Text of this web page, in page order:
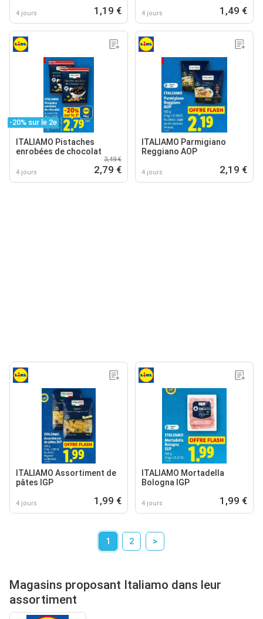
4 jours 1,19 € 4 jours 1,49 €
-20% sur le 2e
ITALIAMO Pistaches
enrobées de chocolat
4 jours
3,49 €
2,79 €
ITALIAMO Parmigiano
Reggiano AOP
4 jours 2,19 €
ITALIAMO Assortiment de
pâtes IGP
4 jours 1,99 €
ITALIAMO Mortadella
Bologna IGP
4 jours 1,99 €
1 2 >
Magasins proposant Italiamo dans leur
assortiment